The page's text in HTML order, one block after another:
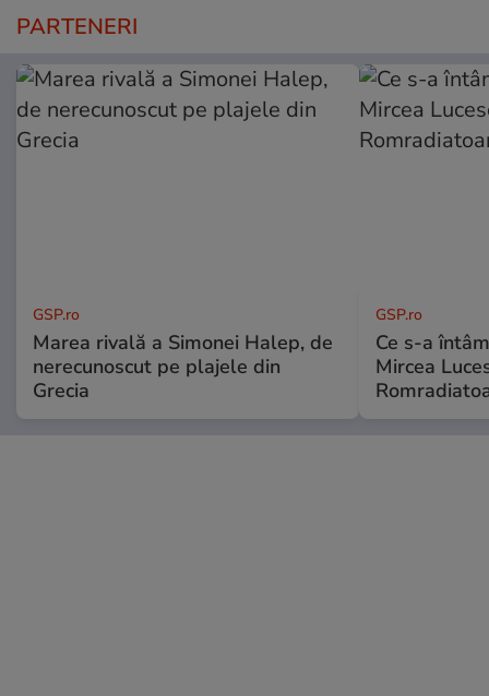
PARTENERI
GSP.ro
Marea rivală a Simonei Halep, de
nerecunoscut pe plajele din
Grecia
GSP.ro
Ce s-a
Mircea